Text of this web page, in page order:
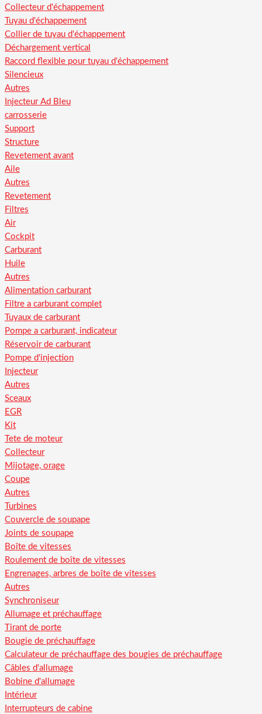
Collecteur d'échappement
Tuyau d'échappement
Collier de tuyau d'échappement
Déchargement vertical
Raccord flexible pour tuyau d'échappement
Silencieux
Autres
Injecteur Ad Bleu
carrosserie
Support
Structure
Revetement avant
Aile
Autres
Revetement
Filtres
Air
Cockpit
Carburant
Huile
Autres
Alimentation carburant
Filtre a carburant complet
Tuyaux de carburant
Pompe a carburant, indicateur
Réservoir de carburant
Pompe d'injection
Injecteur
Autres
Sceaux
EGR
Kit
Tete de moteur
Collecteur
Mijotage, orage
Coupe
Autres
Turbines
Couvercle de soupape
Joints de soupape
Boîte de vitesses
Roulement de boîte de vitesses
Engrenages, arbres de boîte de vitesses
Autres
Synchroniseur
Allumage et préchauffage
Tirant de porte
Bougie de préchauffage
Calculateur de préchauffage des bougies de préchauffage
Câbles d'allumage
Bobine d'allumage
Intérieur
Interrupteurs de cabine